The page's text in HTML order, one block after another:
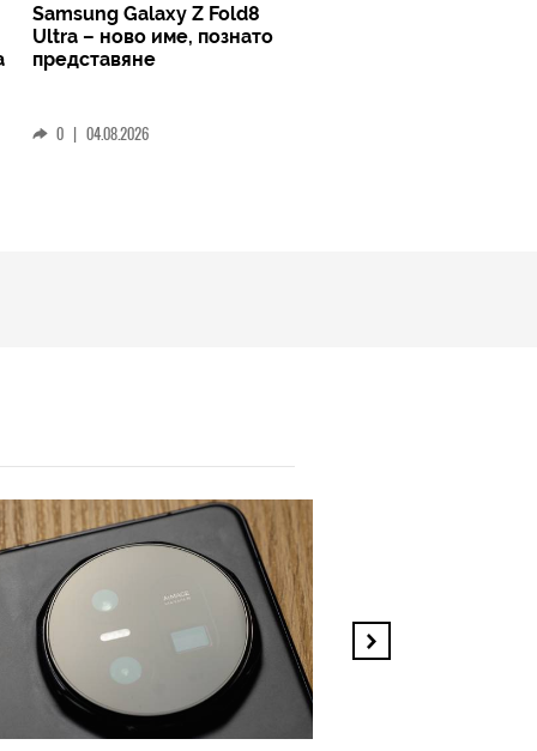
Samsung Galaxy Z Fold8
Ultra – ново име, познато
представяне
0 | 04.08.2026